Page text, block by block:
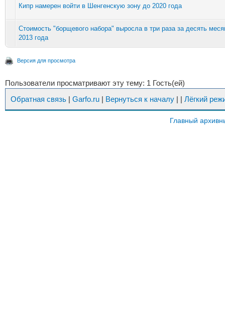
Кипр намерен войти в Шенгенскую зону до 2020 года
Стоимость "борщевого набора" выросла в три раза за десять
2013 года
Версия для просмотра
Пользователи просматривают эту тему: 1 Гость(ей)
Обратная связь | Garfo.ru | Вернуться к началу | | Лёгкий
Главный